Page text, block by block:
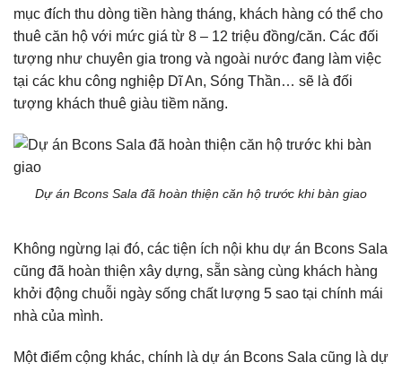
mục đích thu dòng tiền hàng tháng, khách hàng có thể cho
thuê căn hộ với mức giá từ 8 – 12 triệu đồng/căn. Các đối
tượng như chuyên gia trong và ngoài nước đang làm việc
tại các khu công nghiệp Dĩ An, Sóng Thần… sẽ là đối
tượng khách thuê giàu tiềm năng.
Dự án Bcons Sala đã hoàn thiện căn hộ trước khi bàn giao
Không ngừng lại đó, các tiện ích nội khu dự án Bcons Sala
cũng đã hoàn thiện xây dựng, sẵn sàng cùng khách hàng
khởi động chuỗi ngày sống chất lượng 5 sao tại chính mái
nhà của mình.
Một điểm cộng khác, chính là dự án Bcons Sala cũng là dự